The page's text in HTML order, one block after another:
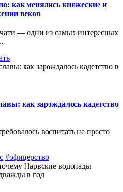
как менялись княжеские и
веков
— одни из самых интересных
как зарождалось кадетство
воспитать не просто
#офицерство